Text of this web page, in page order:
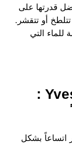
قدرتها على
أو تتقشر.
للماء التي
Définition منYves Rocher :
اتساعاً بشكل